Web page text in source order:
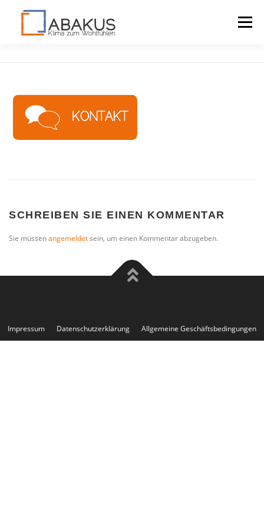
Menü
KONTAKT
SCHREIBEN SIE EINEN KOMMENTAR
Sie müssenangemeldetsein, um einen Kommentar abzugeben.
Impressum Datenschutzerklärung Allgemeine Geschäftsbedingungen